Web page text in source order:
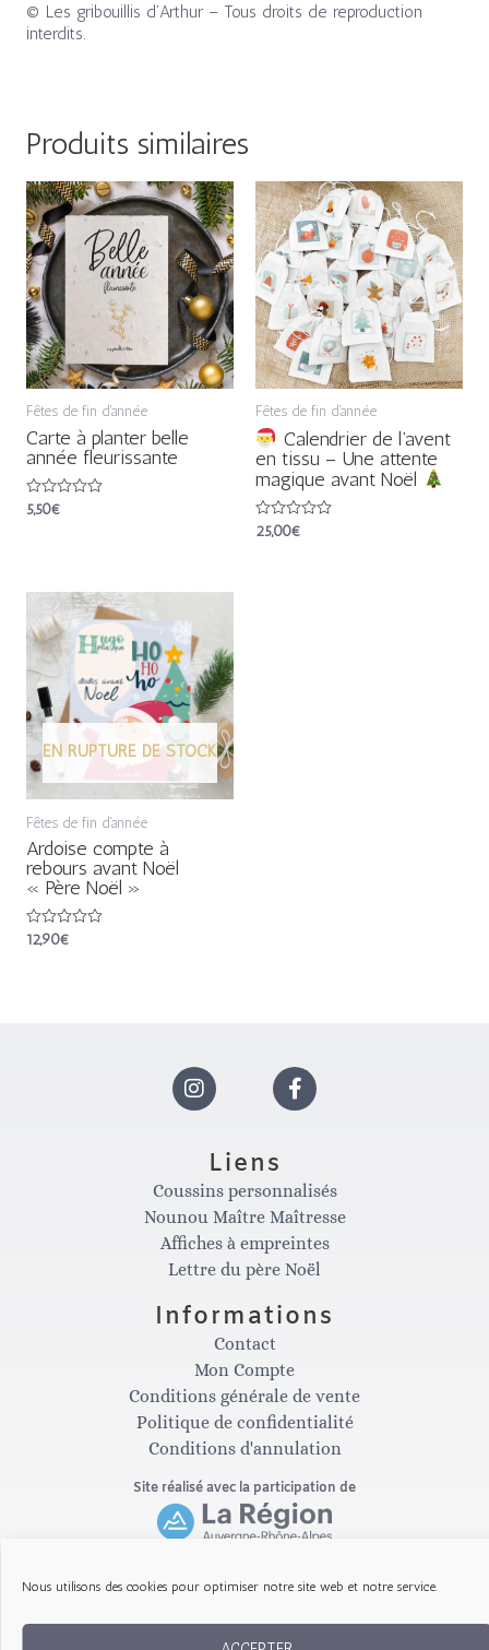
Nous utilisons des cookies pour optimiser notre site web et notre service.
© Les gribouillis d’Arthur – Tous droits de reproduction
interdits.
Produits similaires
Fêtes de fin d'année
Carte à planter belle
année fleurissante
Note
5,50€
Fêtes de fin d'année
Calendrier de l’avent
en tissu – Une attente
magique avant Noël
Note
25,00€
EN RUPTURE DE STOCK
Fêtes de fin d'année
Ardoise compte à
rebours avant Noël
« Père Noël »
Note
12,90€
I
n
s
t
a
g
r
a
m
F
c
e
b
o
o
k
-
Liens
Coussins personnalisés
Nounou Maître Maîtresse
Affiches à empreintes
Lettre du père Noël
Informations
Contact
Mon Compte
Conditions générale de vente
Politique de confidentialité
Conditions d'annulation
Site réalisé avec la participation de
Copyright © 2026 Les Gribouillis d'Arthur